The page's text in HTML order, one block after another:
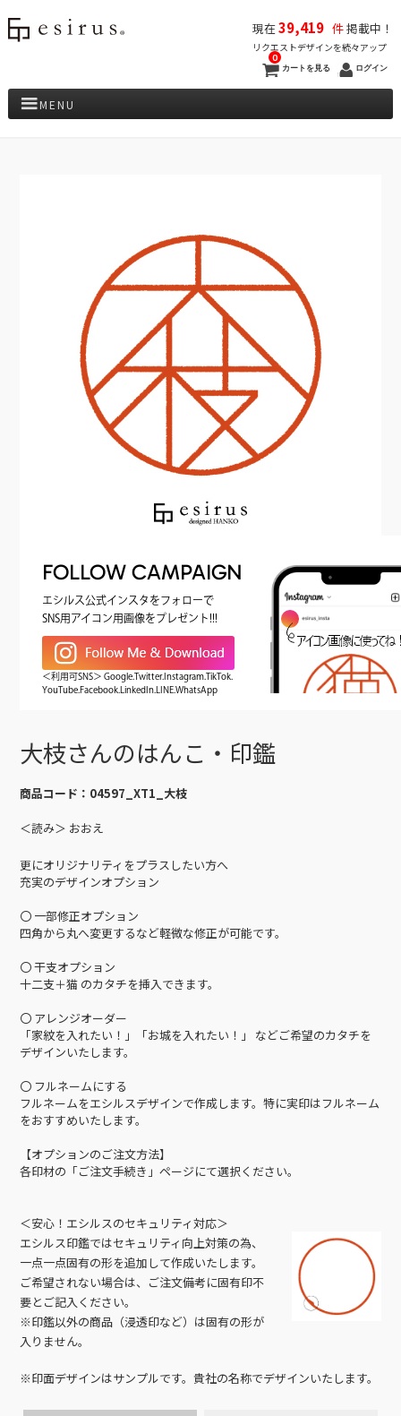
現在39,419 件掲載中！
リクエストデザインを続々アップ
カートを見る
0
ログイン
MENU
FOLLOW CAMPAIGN
エシルス公式インスタをフォローで
SNS用アイコン用画像をプレゼント!!!
＜利用可SNS＞ Google.Twitter.Instagram.TikTok.
YouTube.Facebook.LinkedIn.LINE.WhatsApp
大枝さんのはんこ・印鑑
商品コード： 04597_XT1_大枝
＜読み＞ おおえ
更にオリジナリティをプラスしたい方へ
充実のデザインオプション
〇 一部修正オプション
四角から丸へ変更するなど軽微な修正が可能です。
〇 干支オプション
十二支＋猫 のカタチを挿入できます。
〇 アレンジオーダー
「家紋を入れたい！」「お城を入れたい！」 などご希望のカタチを
デザインいたします。
〇 フルネームにする
フルネームをエシルスデザインで作成します。特に実印はフルネーム
をおすすめいたします。
【オプションのご注文方法】
各印材の「ご注文手続き」ページにて選択ください。
＜安心！エシルスのセキュリティ対応＞
エシルス印鑑ではセキュリティ向上対策の為、
一点一点固有の形を追加して作成いたします。
ご希望されない場合は、ご注文備考に固有印不
要とご記入ください。
※印鑑以外の商品（浸透印など）は固有の形が
入りません。
※印面デザインはサンプルです。貴社の名称でデザインいたします。